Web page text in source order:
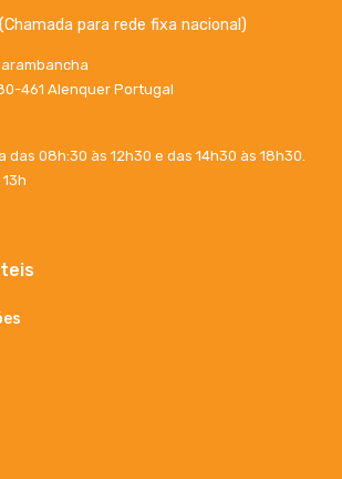
(Chamada para rede fixa nacional)
461 Alenquer Portugal
das 08h:30 às 12h30 e das 14h30 às 18h30.